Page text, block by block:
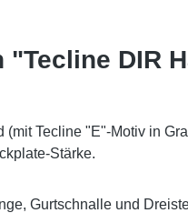
DIR
(mit Tecline "E"-Motiv in
Stärke.
Gurtschnalle und